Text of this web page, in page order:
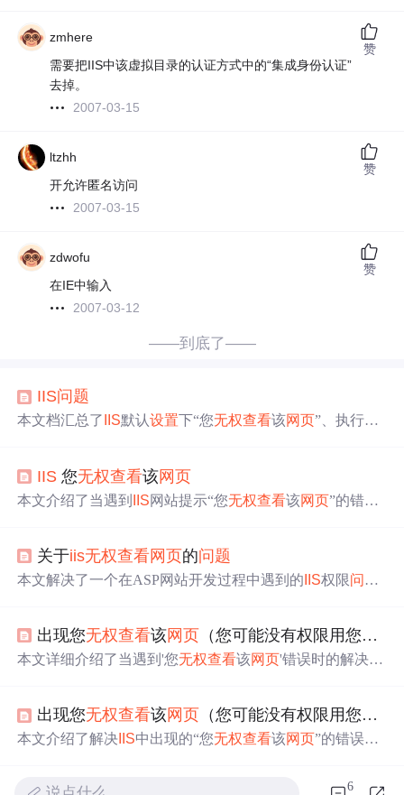
zmhere
需要把IIS中该虚拟目录的认证方式中的“集成身份认证”
去掉。
2007-03-15
赞
ltzhh
开允许匿名访问
2007-03-15
赞
zdwofu
在IE中输入
2007-03-12
赞
——到底了——
IIS问题
本文档汇总了 IIS默认设置下“您无权查看该网页”、执行AS
协调程序交谈的终极解决办法。
IIS 您无权查看该网页
本文介绍了当遇到 IIS网站提示“您无权查看该网页”的错误
关于iis无权查看网页的问题
本文解决了一个在ASP网站开发过程中遇到的 IIS权限问题
出现您无权查看该网页 （您可能没有权限用您提供的凭据
本文详细介绍了当遇到'您无权查看该网页'错误时的解决办
出现您无权查看该网页 （您可能没有权限用您提供的凭据
本文介绍了解决 IIS中出现的“您无权查看该网页”的错误方
6